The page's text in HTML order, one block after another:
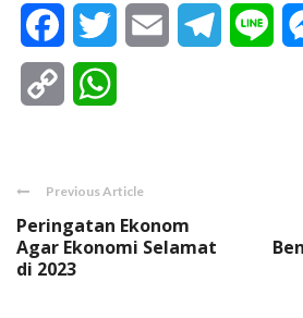
FacebookTwitter Email Telegram
Copy
Previous Article
Peringatan Ekonom
Agar Ekonomi Selamat
di 2023